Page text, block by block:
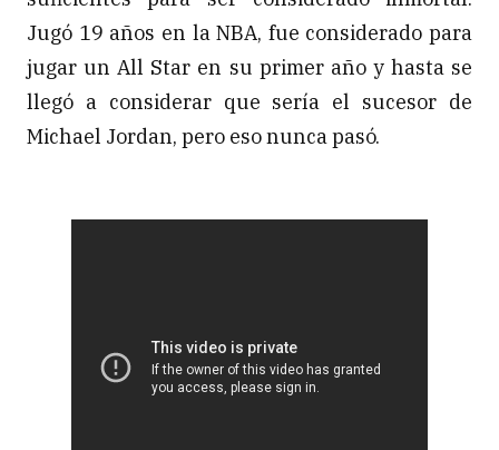
Jugó 19 años en la NBA, fue considerado para
jugar un All Star en su primer año y hasta se
llegó a considerar que sería el sucesor de
Michael Jordan, pero eso nunca pasó.